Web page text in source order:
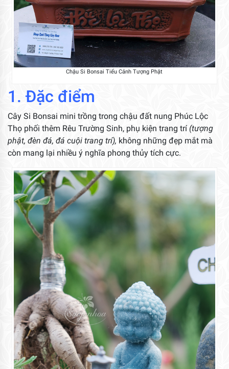
Chậu Si Bonsai Tiểu Cảnh Tượng Phật
1. Đặc điểm
Cây Si Bonsai mini trồng trong chậu đất nung Phúc Lộc
Thọ phối thêm Rêu Trường Sinh, phụ kiện trang trí (tượng
phật, đèn đá, đá cuội trang trí), không những đẹp mắt mà
còn mang lại nhiều ý nghĩa phong thủy tích cực.